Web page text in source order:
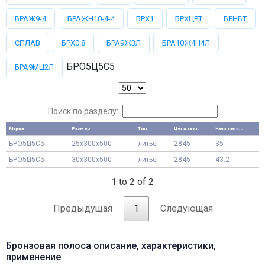
БРАЖ9-4 БРАЖН10-4-4 БРХ1 БРХЦРТ БРНБТ
СПЛАВ БРХ0.8 БРА9Ж3Л БРА10Ж4Н4Л
БРА9МЦ2Л БРО5Ц5С5
Поиск по разделу:
Марка Размер Тип Цена за кг. Наличие кг.
БРО5Ц5С5 25x300x500 литьё 2845
35
БРО5Ц5С5
30x300x500 литьё 2845 43.2
1 to 2 of 2
Предыдущая 1 Следующая
Бронзовая полоса описание, характеристики,
применение